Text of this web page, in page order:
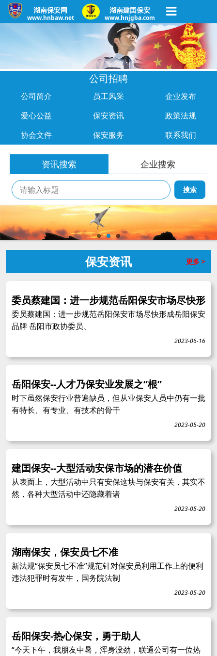
湖南保安网
www.hnbaw.net
湖南建囯保安
www.hnjgba.com
公司招聘
公司简介 员工风采
企业发布
爱心公益
保安资讯
政策法规
协会文件
保安服务 联系我们
资讯搜索 企业搜索
搜索
保安资讯 更多 >
委员蔡建国：进一步规范岳阳保安市场尽快形
委员蔡建国：进一步规范岳阳保安市场尽快形成岳阳保安
品牌 岳阳市政协委员、
2023-06-16
岳阳保安--人才乃保安业发展之“根”
时下虽然保安行业普遍缺员，但从业保安人员中仍有一批
有特长、有专业、有技术的骨干
2023-05-20
建囯保安--大型活动安保市场的潜在价值
从表面上，大型活动中只有安保这块与保安有关，其实不
然，各种大型活动中还隐藏着诸
2023-05-20
湖南保安，保安员七不准
新法规“保安员七不准”规范针对保安员利用工作上的便利
违法犯罪时有发生，国务院法制
2023-05-20
岳阳保安-热心保安，勇于助人
“今天下午，我朋友中暑，浑身没劲，联通公司有一位热